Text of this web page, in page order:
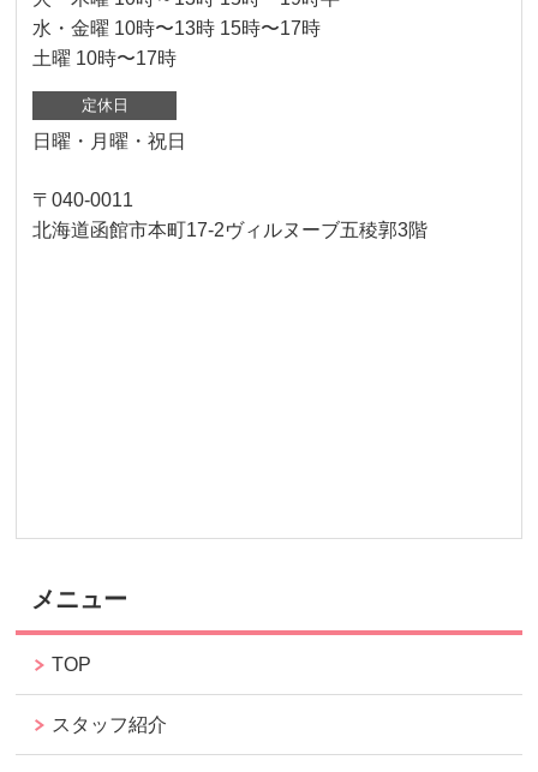
水・金曜 10時〜13時 15時〜17時
土曜 10時〜17時
定休日
日曜・月曜・祝日
〒040-0011
北海道函館市本町17-2ヴィルヌーブ五稜郭3階
メニュー
TOP
スタッフ紹介